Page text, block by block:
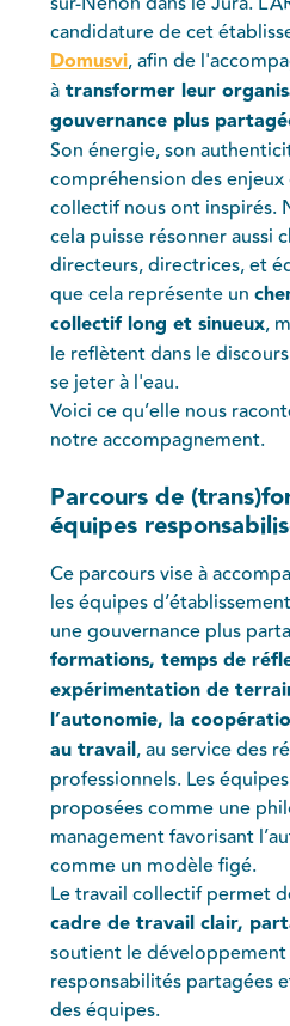
candidature de cet
Domusvi, afin de
à transformer leur
gouvernance plus
Son énergie, son
compréhension des
collectif nous ont inspirés.
cela puisse résonner aussi
directeurs, directrices, et
que cela représente un
collectif long et sinueux,
le reflètent dans le
se jeter à l'eau.
Voici ce qu’elle nous
notre accompagnement.
Parcours de
équipes
Ce parcours vise à
les équipes
une gouvernance plus
formations, temps de
expérimentation de
l’autonomie, la
au travail, au service des
professionnels. Les
proposées comme une
management favorisant
comme un modèle figé.
Le travail collectif permet
cadre de travail clair,
soutient le
responsabilités partagées
des équipes.